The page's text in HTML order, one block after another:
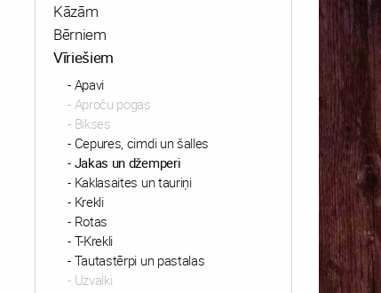
Kāzām
Bērniem
Vīriešiem
Apavi
Aproču pogas
Bikses
Cepures, cimdi un šalles
Jakas un džemperi
Kaklasaites un tauriņi
Krekli
Rotas
T-Krekli
Tautastērpi un pastalas
Uzvalki